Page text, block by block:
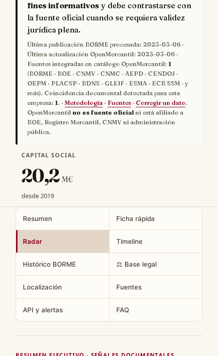
fines informativos y debe contrastarse con
la fuente oficial cuando se requiera validez
jurídica plena.
Última publicación BORME procesada: 2023-03-06 ·
Última actualización OpenMercantil: 2023-03-06 ·
Fuentes integradas en catálogo OpenMercantil: 1
(BORME · BOE · CNMV · CNMC · AEPD · CENDOJ ·
OEPM · PLACSP · BDNS · GLEIF · ESMA · ECB SSM · y
más). Coincidencia documental detectada para esta
empresa: 1. · Metodología · Fuentes · Corregir un dato.
OpenMercantil no es fuente oficial ni está afiliado a
BOE, Registro Mercantil, CNMV ni administración
pública.
CAPITAL SOCIAL
20,2 M€
desde 2019
Resumen Ficha rápida
Radar Timeline
Histórico BORME ⚖️ Base legal
Localización Fuentes
API y alertas FAQ